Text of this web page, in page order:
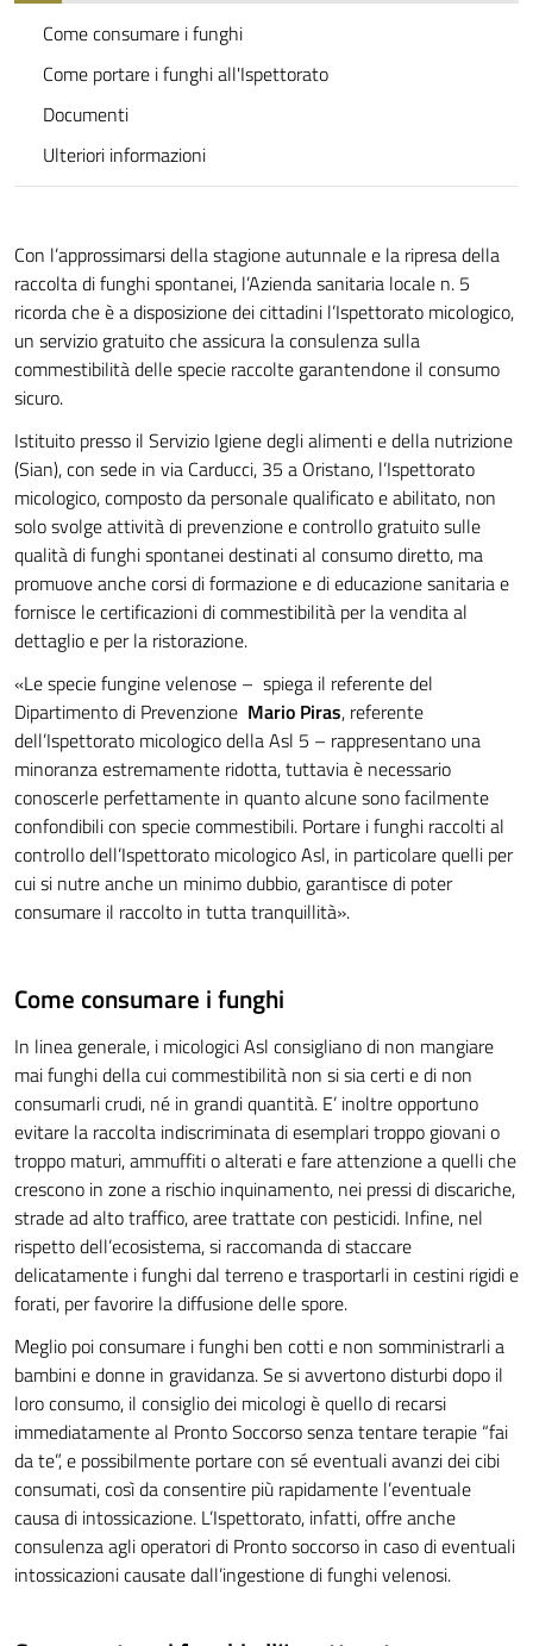
Come consumare i funghi
Come portare i funghi all'Ispettorato
Documenti
Ulteriori informazioni
Con l’approssimarsi della stagione autunnale e la ripresa della
raccolta di funghi spontanei, l’Azienda sanitaria locale n. 5
ricorda che è a disposizione dei cittadini l’Ispettorato micologico,
un servizio gratuito che assicura la consulenza sulla
commestibilità delle specie raccolte garantendone il consumo
sicuro.
Istituito presso il Servizio Igiene degli alimenti e della nutrizione
(Sian), con sede in via Carducci, 35 a Oristano, l’Ispettorato
micologico, composto da personale qualificato e abilitato, non
solo svolge attività di prevenzione e controllo gratuito sulle
qualità di funghi spontanei destinati al consumo diretto, ma
promuove anche corsi di formazione e di educazione sanitaria e
fornisce le certificazioni di commestibilità per la vendita al
dettaglio e per la ristorazione.
«Le specie fungine velenose – spiega il referente del
Dipartimento di Prevenzione Mario Piras, referente
dell’Ispettorato micologico della Asl 5 – rappresentano una
minoranza estremamente ridotta, tuttavia è necessario
conoscerle perfettamente in quanto alcune sono facilmente
confondibili con specie commestibili. Portare i funghi raccolti al
controllo dell’Ispettorato micologico Asl, in particolare quelli per
cui si nutre anche un minimo dubbio, garantisce di poter
consumare il raccolto in tutta tranquillità».
Come consumare i funghi
In linea generale, i micologici Asl consigliano di non mangiare
mai funghi della cui commestibilità non si sia certi e di non
consumarli crudi, né in grandi quantità. E’ inoltre opportuno
evitare la raccolta indiscriminata di esemplari troppo giovani o
troppo maturi, ammuffiti o alterati e fare attenzione a quelli che
crescono in zone a rischio inquinamento, nei pressi di discariche,
strade ad alto traffico, aree trattate con pesticidi. Infine, nel
rispetto dell’ecosistema, si raccomanda di staccare
delicatamente i funghi dal terreno e trasportarli in cestini rigidi e
forati, per favorire la diffusione delle spore.
Meglio poi consumare i funghi ben cotti e non somministrarli a
bambini e donne in gravidanza. Se si avvertono disturbi dopo il
loro consumo, il consiglio dei micologi è quello di recarsi
immediatamente al Pronto Soccorso senza tentare terapie “fai
da te”, e possibilmente portare con sé eventuali avanzi dei cibi
consumati, così da consentire più rapidamente l’eventuale
causa di intossicazione. L’Ispettorato, infatti, offre anche
consulenza agli operatori di Pronto soccorso in caso di eventuali
intossicazioni causate dall’ingestione di funghi velenosi.